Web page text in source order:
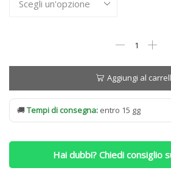
Materasso
Simmons
Natural
Dorsopedic
Superior
a
Portanza
quantità
Aggiungi al
🚚Tempi di consegna: entro 15 gg
Hai dubbi? Chiedi consiglio